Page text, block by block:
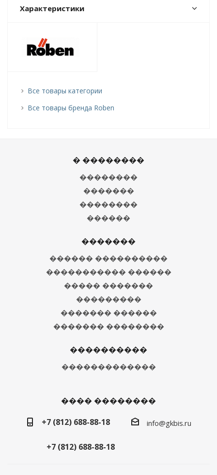
Характеристики
Все товары категории
Все товары бренда Roben
� ��������
��������
�������
��������
������
�������
������ ����������
����������� ������
����� �������
���������
������� ������
������� ��������
����������
�������������
���� ��������
+7 (812) 688-88-18
+7 (812) 688-88-18
info@gkbis.ru